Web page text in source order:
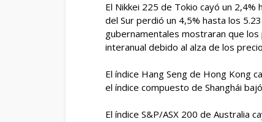
El Nikkei 225 de Tokio cayó un
del Sur perdió un 4,5% hasta los
gubernamentales mostraran que
interanual debido al alza de los
El índice Hang Seng de Hong Kong
el índice compuesto de Shanghái
El índice S&P/ASX 200 de Australia